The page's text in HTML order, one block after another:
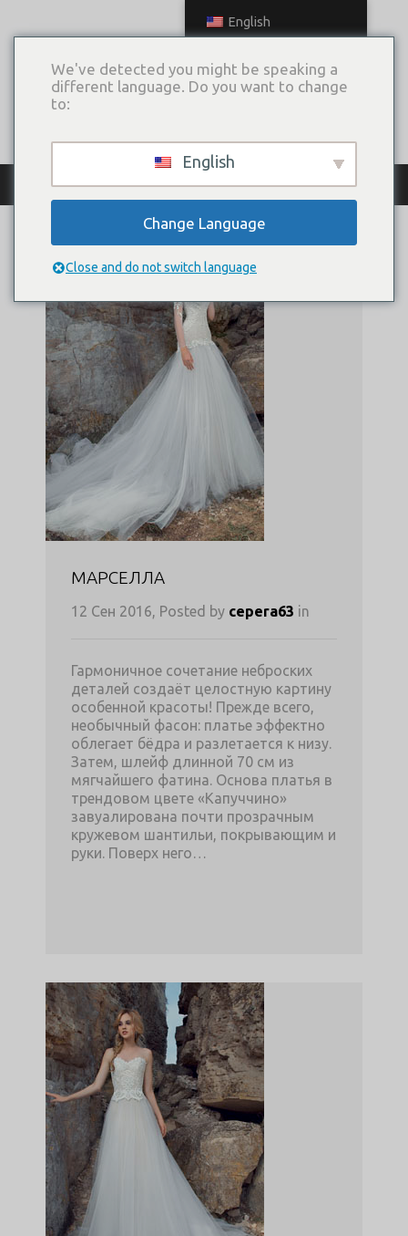
Archive
МАРСЕЛЛА
12 Сен 2016, Posted by cepera63 in
Гармоничное сочетание неброских
деталей создаёт целостную картину
особенной красоты! Прежде всего,
необычный фасон: платье эффектно
облегает бёдра и разлетается к низу.
Затем, шлейф длинной 70 см из
мягчайшего фатина. Основа платья в
трендовом цвете «Капуччино»
завуалирована почти прозрачным
кружевом шантильи, покрывающим и
руки. Поверх него…
English
We've detected you might be speaking a
different language. Do you want to change
to:
English
Change Language
Close and do not switch language